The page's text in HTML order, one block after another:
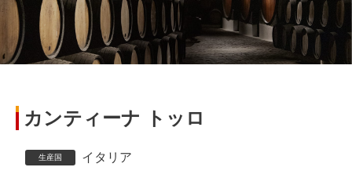
カンティーナ トッロ
生産国 イタリア